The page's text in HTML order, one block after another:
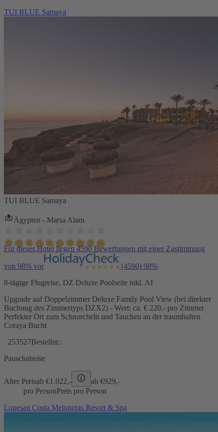
TUI BLUE Samaya
TUI BLUE Samaya
Ägypten - Marsa Alam
Für dieses Hotel liegen 4590 Bewertungen mit einer Zustimmung
von 98% vor (4590) 98%
8-tägige Flugreise, DZ Deluxe Poolseite inkl. AI
Upgrade auf Doppelzimmer Deluxe Family Pool View (bei direkter
Buchung des Zimmertyps DZX2) - Wert: ca. € 220,- pro Zimmer
Perfekter Ort zum Schnorcheln und Tauchen an der traumhaften
Coraya Bucht
253527Bestellnr.:
Pauschalreise
Alter Preisab €1.022,- ab €929,-
pro PersonPreis pro Person
Lopesan Costa Meloneras Resort & Spa